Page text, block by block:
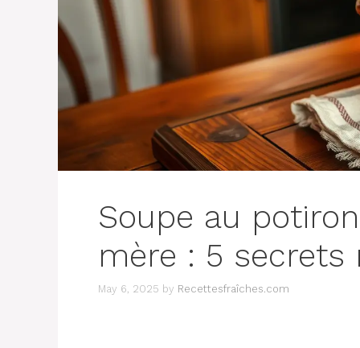
Soupe au
mère : 5 secrets
May 6, 2025 by Recettesfraîches.com